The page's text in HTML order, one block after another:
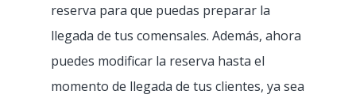
reserva para que puedas preparar la
llegada de tus comensales. Además, ahora
puedes modificar la reserva hasta el
momento de llegada de tus clientes, ya sea